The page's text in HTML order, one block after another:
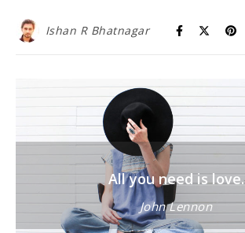
Ishan R Bhatnagar
All you need is love.
John Lennon